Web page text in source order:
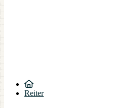
Reiter